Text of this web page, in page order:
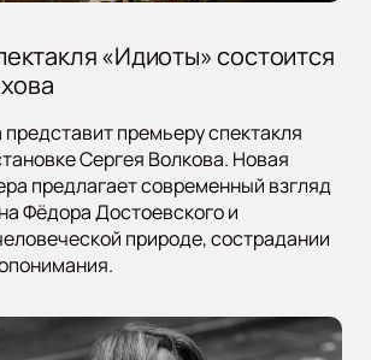
«Идиоты» состоится
премьеру спектакля
Сергея Волкова. Новая
предлагает современный взгляд
Фёдора Достоевского и
природе, сострадании